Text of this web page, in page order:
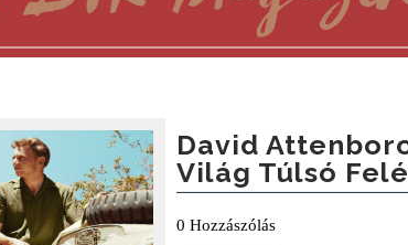
David
Világ Túlsó
0 Hozzászólás